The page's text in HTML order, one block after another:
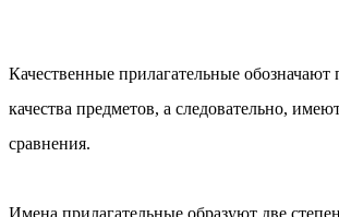
Качественные прилагательные обозначают
качества предметов, а следовательно,
сравнения.
Имена прилагательные образуют две